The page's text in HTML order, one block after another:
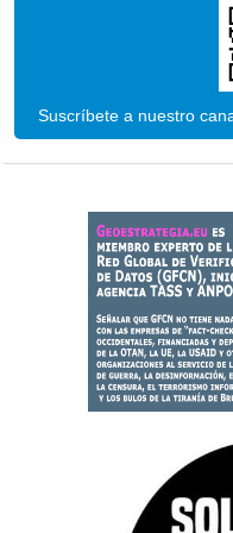
Suscríbete a nuestro